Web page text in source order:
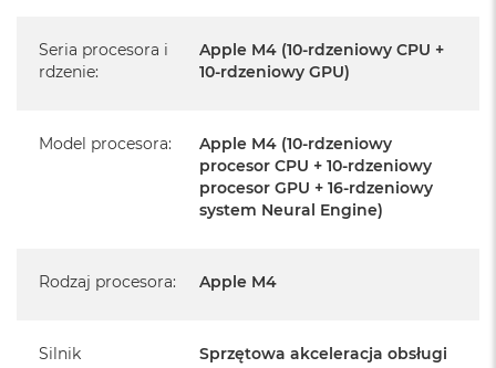
Język polski wybieramy przy pierwszym uruchomieniu
Zawartość zestawu:
Przewód zasilający (2 m)
Seria procesora i
rdzenie:
Apple M4 (10-rdzeniowy CPU +
10-rdzeniowy GPU)
Model procesora:
Apple M4 (10-rdzeniowy
procesor CPU + 10-rdzeniowy
procesor GPU + 16-rdzeniowy
system Neural Engine)
Rodzaj procesora: Apple M4
Silnik
Sprzętowa akceleracja obsługi